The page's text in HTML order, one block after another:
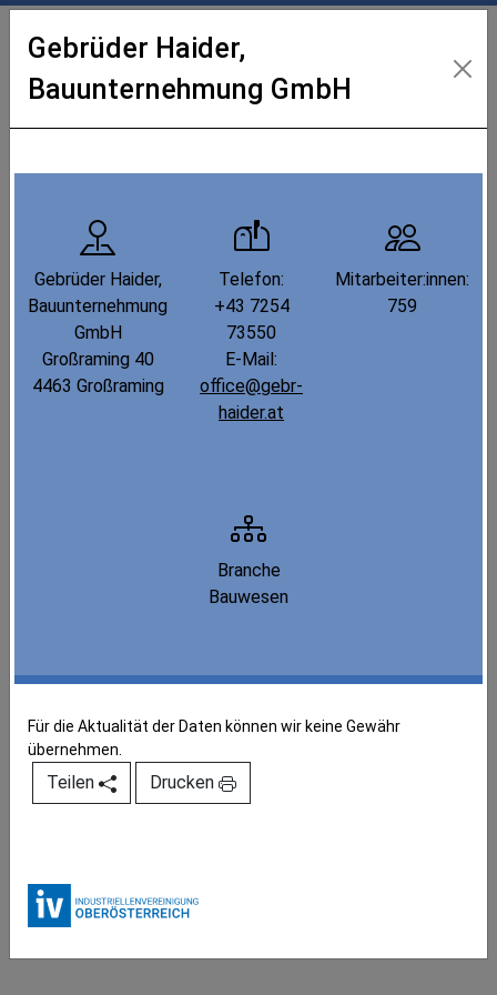
Industrielandkarte Oberösterreich
Gebrüder Haider,
Bauunternehmung GmbH
Gebrüder Haider,
Bauunternehmung
GmbH
Großraming 40
4463 Großraming
Telefon:
+43 7254
73550
E-Mail:
office@gebr-
haider.at
Mitarbeiter:innen:
759
Branche
Bauwesen
Für die Aktualität der Daten können wir keine Gewähr
übernehmen.
Teilen Drucken